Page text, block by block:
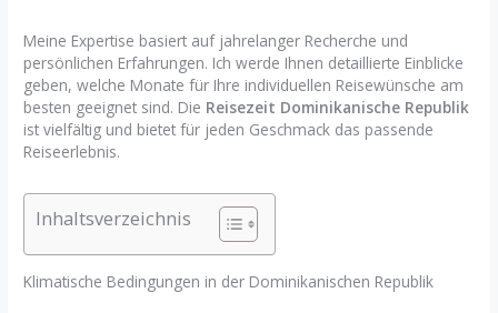
Meine Expertise basiert auf jahrelanger Recherche und
persönlichen Erfahrungen. Ich werde Ihnen detaillierte Einblicke
geben, welche Monate für Ihre individuellen Reisewünsche am
besten geeignet sind. Die Reisezeit Dominikanische Republik
ist vielfältig und bietet für jeden Geschmack das passende
Reiseerlebnis.
Inhaltsverzeichnis
Klimatische Bedingungen in der Dominikanischen Republik